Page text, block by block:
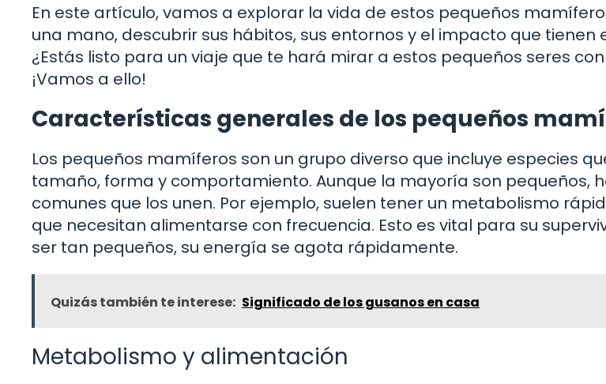
En este artículo, vamos a explorar la vida de estos pequeños
una mano, descubrir sus hábitos, sus entornos y el impacto que tienen
¿Estás listo para un viaje que te hará mirar a estos pequeños seres
¡Vamos a ello!
Características generales de los pequeños
Los pequeños mamíferos son un grupo diverso que incluye especies
tamaño, forma y comportamiento. Aunque la mayoría son pequeños,
comunes que los unen. Por ejemplo, suelen tener un metabolismo
que necesitan alimentarse con frecuencia. Esto es vital para su
ser tan pequeños, su energía se agota rápidamente.
Quizás también te interese: Significado de los gusanos en casa
Metabolismo y alimentación